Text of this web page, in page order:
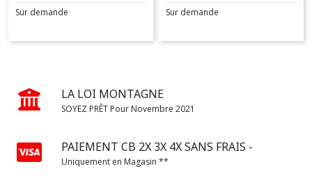
Sur demande Sur demande
LA LOI MONTAGNE
SOYEZ PRÊT Pour Novembre 2021
PAIEMENT CB 2X 3X 4X SANS FRAIS -
Uniquement en Magasin **